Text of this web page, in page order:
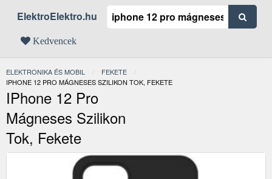
ElektroElektro.hu
Kedvencek
ELEKTRONIKA ÉS MOBIL
FEKETE
JELENLEGI:
IPHONE 12 PRO MÁGNESES SZILIKON TOK, FEKETE
IPhone 12 Pro
Mágneses Szilikon
Tok, Fekete